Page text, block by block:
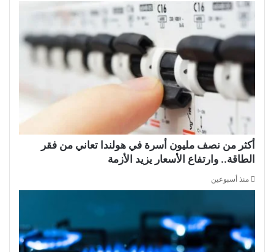
أكثر من نصف مليون أسرة في هولندا تعاني من فقر
الطاقة.. وارتفاع الأسعار يزيد الأزمة
منذ أسبوعين